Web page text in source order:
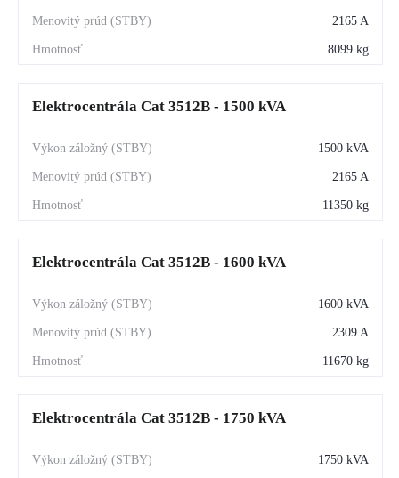
2165 A
8099 kg
Elektrocentrála Cat 3512B - 1500 kVA
1500 kVA
2165 A
11350 kg
Elektrocentrála Cat 3512B - 1600 kVA
1600 kVA
2309 A
11670 kg
Elektrocentrála Cat 3512B - 1750 kVA
1750 kVA